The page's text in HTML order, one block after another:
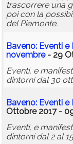
trascorrere una
poi con la
del Piemonte.
Baveno: Eventi
novembre- 29
Eventi, e
dintorni dal 30
Baveno: Eventi
Ottobre 2017 -
Eventi, e
dintorni dal 2 al